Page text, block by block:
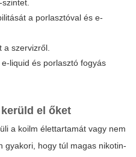
a porlasztóval és e-
a szervizről.
liquid és porlasztó fogyás
el őket
a koilm élettartamát vagy nem
gyakori, hogy túl magas nikotin-